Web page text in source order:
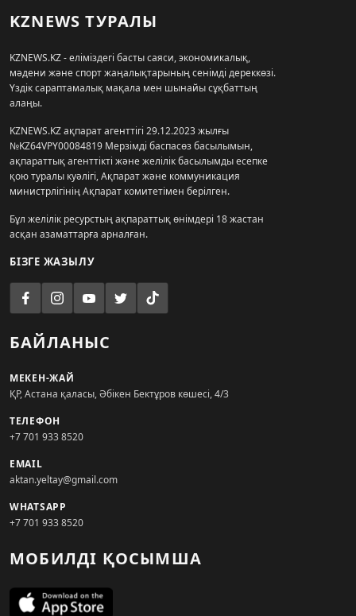
KZNEWS ТУРАЛЫ
KZNEWS.KZ - еліміздегі басты саяси, экономикалық,
мәдени және спорт жаңалықтарының сенімді дереккөзі.
Үздік сараптамалық мақала мен шынайы сұқбаттың
алаңы.
KZNEWS.KZ ақпарат агенттігі 29.12.2023 жылғы
№KZ64VPY00084819 Мерзімді баспасөз басылымын,
ақпараттық агенттікті және желілік басылымды есепке
қою туралы куәлігі, Ақпарат және коммуникация
министрлігінің Ақпарат комитетімен берілген.
Бұл желілік ресурстың ақпараттық өнімдері 18 жастан
асқан азаматтарға арналған.
БІЗГЕ ЖАЗЫЛУ
БАЙЛАНЫС
МЕКЕН-ЖАЙ
ҚР, Астана қаласы, Әбікен Бектұров көшесі, 4/3
ТЕЛЕФОН
+7 701 933 8520
EMAIL
aktan.yeltay@gmail.com
WHATSAPP
+7 701 933 8520
МОБИЛДІ ҚОСЫМША